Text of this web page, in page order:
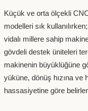
Küçük ve orta ölçekli
modelleri sık
vidalı millere sahip
gövdeli destek üniteleri
makinenin büyüklüğüne
yüküne, dönüş hızına ve
hassasiyetine göre